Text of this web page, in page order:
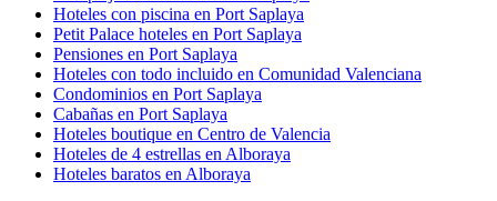
Hoteles con piscina en Port Saplaya
Petit Palace hoteles en Port Saplaya
Pensiones en Port Saplaya
Hoteles con todo incluido en Comunidad Valenciana
Condominios en Port Saplaya
Cabañas en Port Saplaya
Hoteles boutique en Centro de Valencia
Hoteles de 4 estrellas en Alboraya
Hoteles baratos en Alboraya